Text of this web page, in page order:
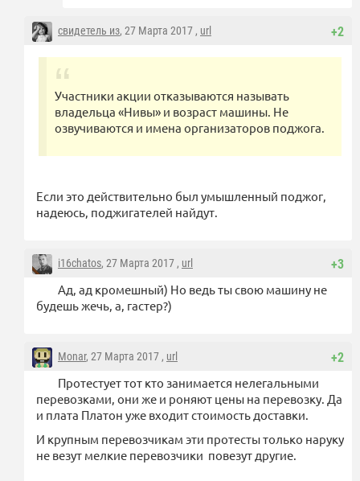
+2
свидетель из, 27 Марта 2017 , url
Участники акции отказываются называть
владельца «Нивы» и возраст машины. Не
озвучиваются и имена организаторов поджога.
Если это действительно был умышленный поджог,
надеюсь, поджигателей найдут.
+3
i16chatos, 27 Марта 2017 , url
Ад, ад кромешный) Но ведь ты свою машину не
будешь жечь, а, гастер?)
+2
Monar, 27 Марта 2017 , url
Протестует тот кто занимается нелегальными
перевозками, они же и роняют цены на перевозку. Да
и плата Платон уже входит стоимость доставки.
И крупным перевозчикам эти протесты только наруку
не везут мелкие перевозчики повезут другие.